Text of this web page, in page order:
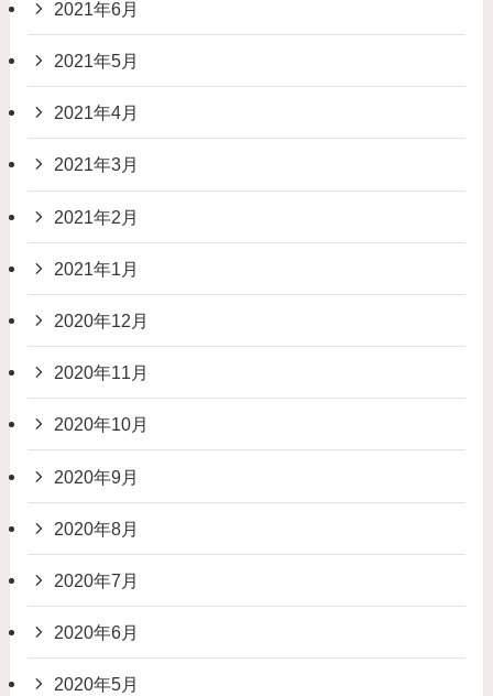
2021年6月
2021年5月
2021年4月
2021年3月
2021年2月
2021年1月
2020年12月
2020年11月
2020年10月
2020年9月
2020年8月
2020年7月
2020年6月
2020年5月